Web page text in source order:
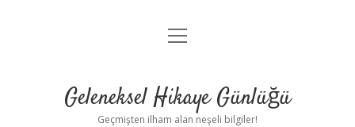
Anasayfa
Yasal Uyarı
menüyü
Geleneksel Hikaye Günlüğü
Geçmişten ilham alan neşeli bilgiler!